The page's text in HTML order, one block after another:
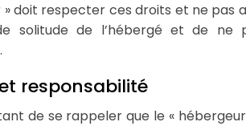
» doit respecter ces droits et ne
solitude de l’hébergé et de ne
responsabilité
de se rappeler que le «